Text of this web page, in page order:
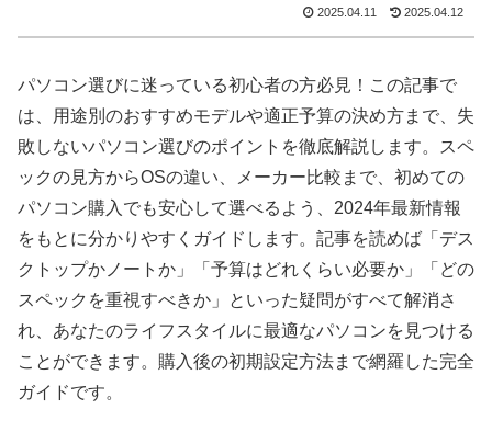
2025.04.11 2025.04.12
パソコン選びに迷っている初心者の方必見！この記事で
は、用途別のおすすめモデルや適正予算の決め方まで、失
敗しないパソコン選びのポイントを徹底解説します。スペ
ックの見方からOSの違い、メーカー比較まで、初めての
パソコン購入でも安心して選べるよう、2024年最新情報
をもとに分かりやすくガイドします。記事を読めば「デス
クトップかノートか」「予算はどれくらい必要か」「どの
スペックを重視すべきか」といった疑問がすべて解消さ
れ、あなたのライフスタイルに最適なパソコンを見つける
ことができます。購入後の初期設定方法まで網羅した完全
ガイドです。